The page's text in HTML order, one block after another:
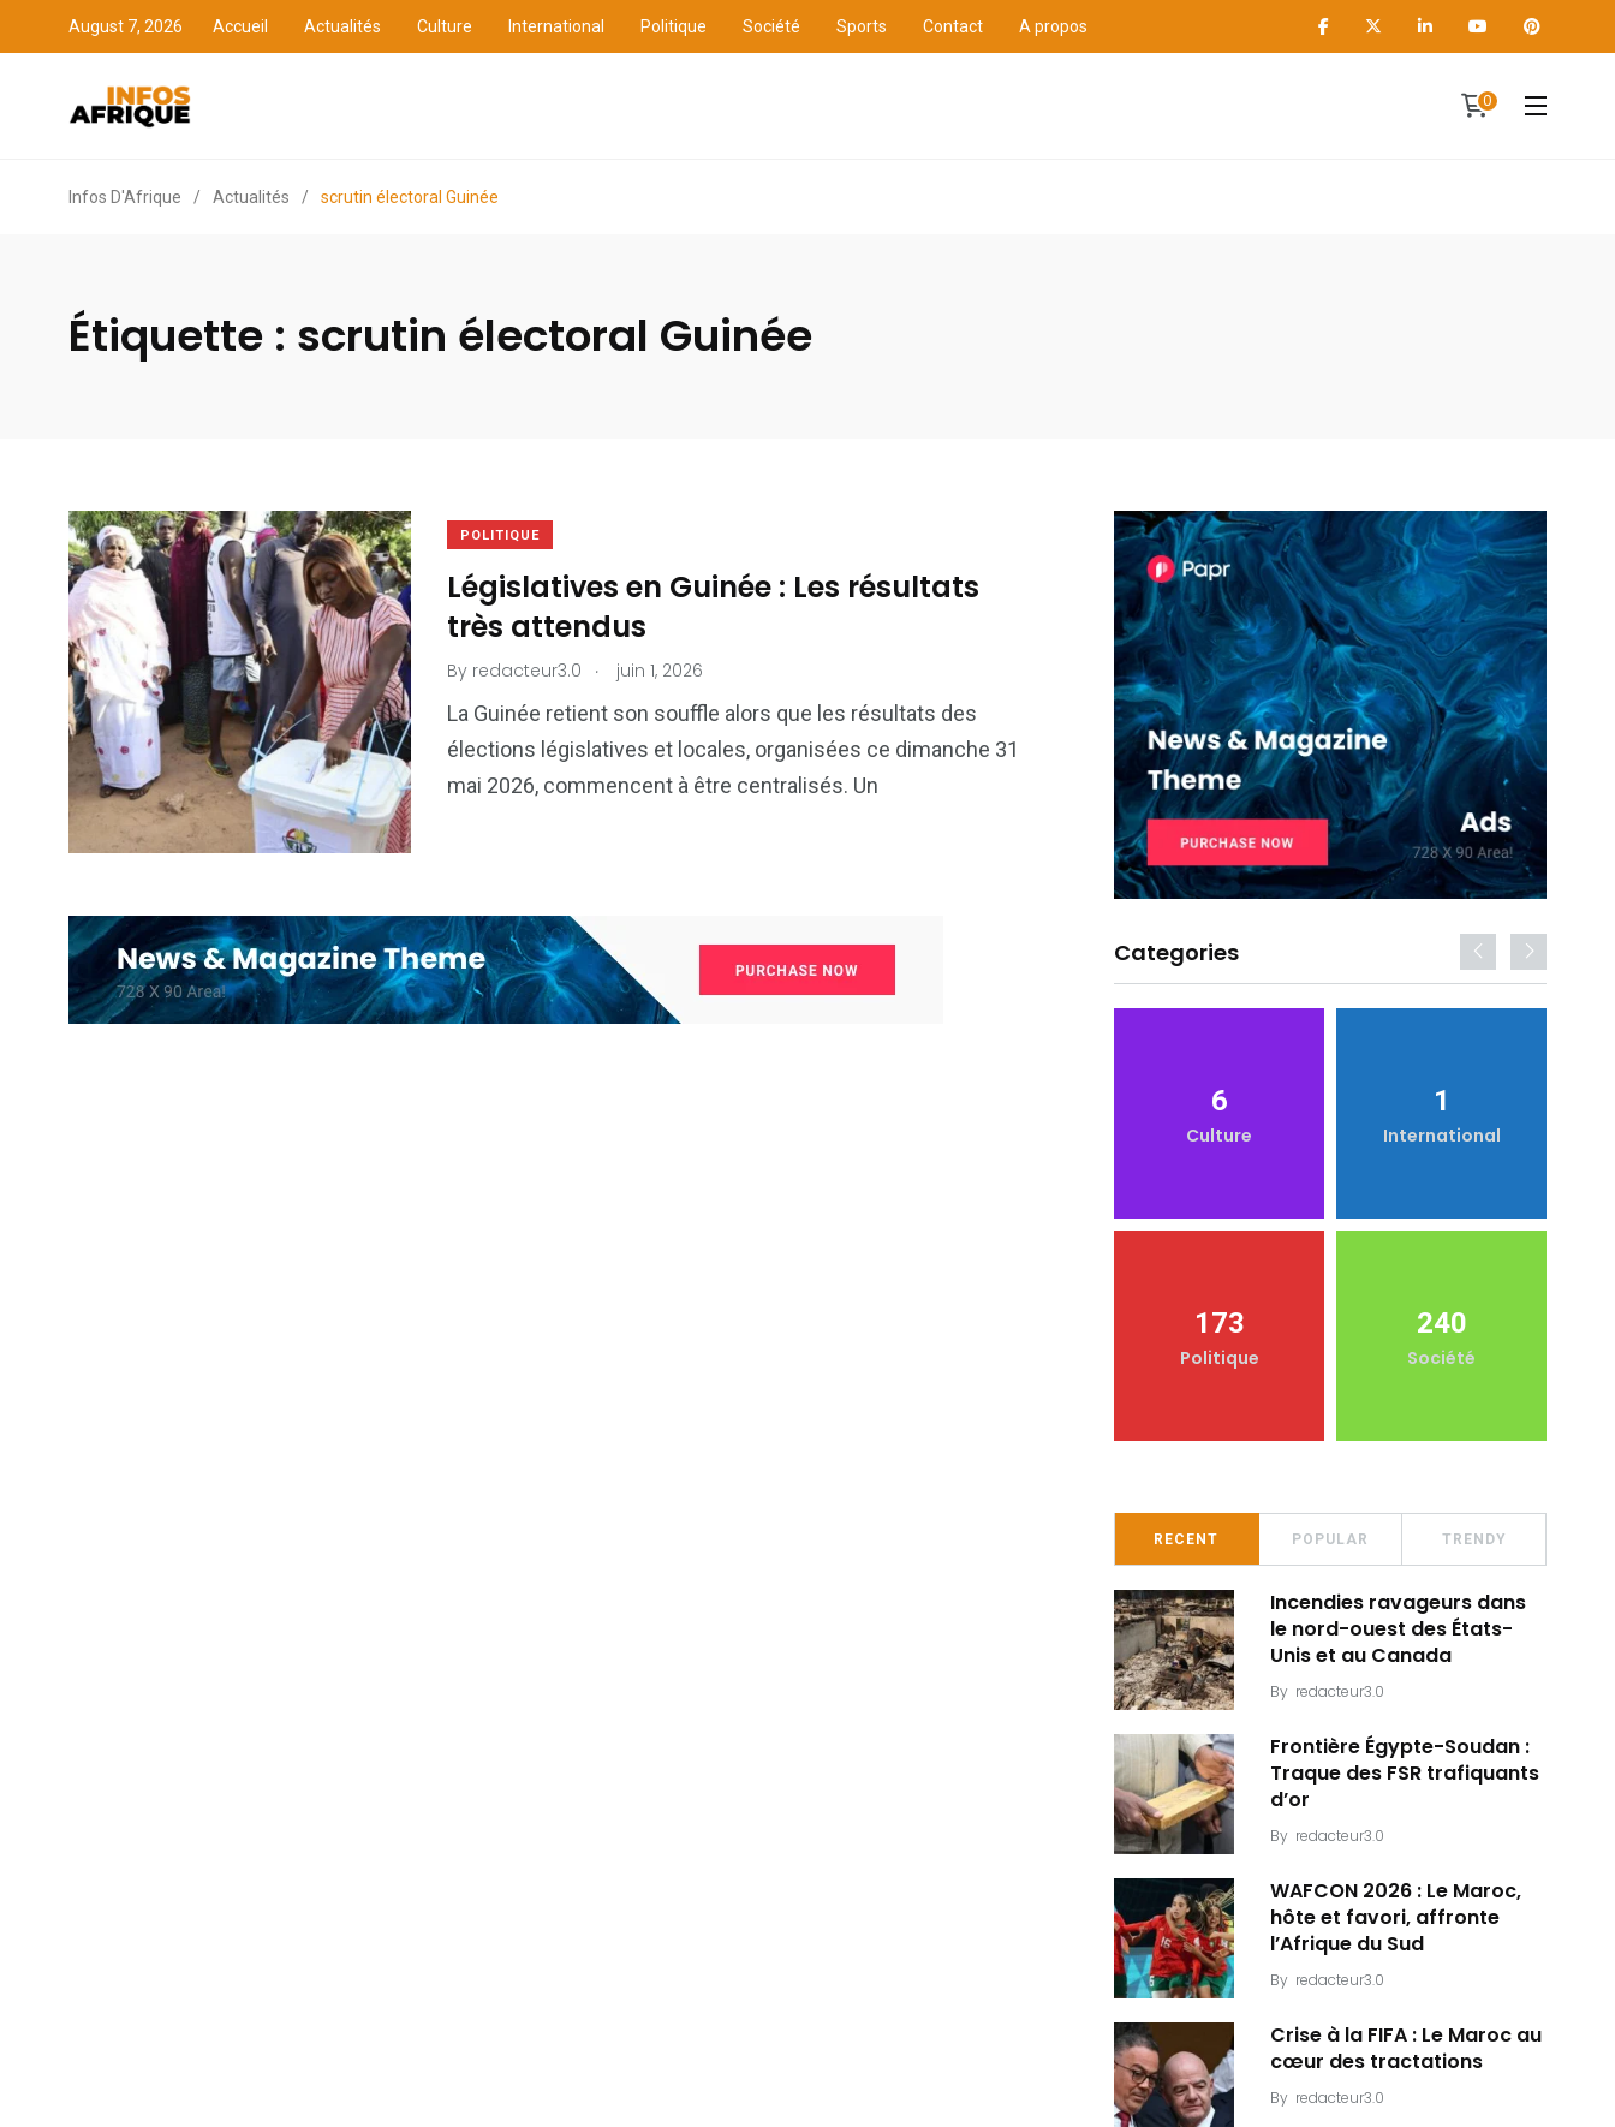
August 7, 2026 Accueil Actualités Culture International Politique Société Sports Contact A propos
0
Infos D'Afrique / Actualités / scrutin électoral Guinée
Étiquette : scrutin électoral Guinée
POLITIQUE
Législatives en Guinée : Les résultats
très attendus
By redacteur3.0 . juin 1, 2026
La Guinée retient son souffle alors que les résultats des
élections législatives et locales, organisées ce dimanche 31
mai 2026, commencent à être centralisés. Un
Categories
6
Culture
1
International
173
Politique
240
Société
RECENT POPULAR TRENDY
Incendies ravageurs dans
le nord-ouest des États-
Unis et au Canada
By redacteur3.0
Frontière Égypte-Soudan :
Traque des FSR trafiquants
d’or
By redacteur3.0
WAFCON 2026 : Le Maroc,
hôte et favori, affronte
l’Afrique du Sud
By redacteur3.0
Crise à la FIFA : Le Maroc au
cœur des tractations
By redacteur3.0